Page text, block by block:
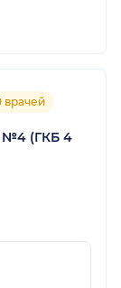
врачей
№4 (ГКБ 4